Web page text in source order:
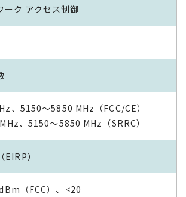
ーク アクセス制御
、5150～5850 MHz（FCC/CE）
、5150～5850 MHz（SRRC）
）
（FCC）、<20